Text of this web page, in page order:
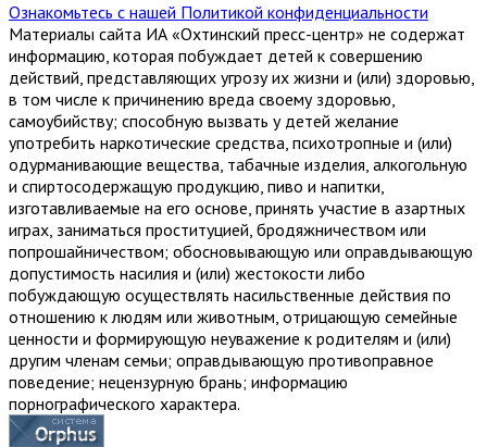
Ознакомьтесь с нашей Политикой конфиденциальности
Материалы сайта ИА «Охтинский пресс-центр» не содержат
информацию, которая побуждает детей к совершению
действий, представляющих угрозу их жизни и (или) здоровью,
в том числе к причинению вреда своему здоровью,
самоубийству; способную вызвать у детей желание
употребить наркотические средства, психотропные и (или)
одурманивающие вещества, табачные изделия, алкогольную
и спиртосодержащую продукцию, пиво и напитки,
изготавливаемые на его основе, принять участие в азартных
играх, заниматься проституцией, бродяжничеством или
попрошайничеством; обосновывающую или оправдывающую
допустимость насилия и (или) жестокости либо
побуждающую осуществлять насильственные действия по
отношению к людям или животным, отрицающую семейные
ценности и формирующую неуважение к родителям и (или)
другим членам семьи; оправдывающую противоправное
поведение; нецензурную брань; информацию
порнографического характера.